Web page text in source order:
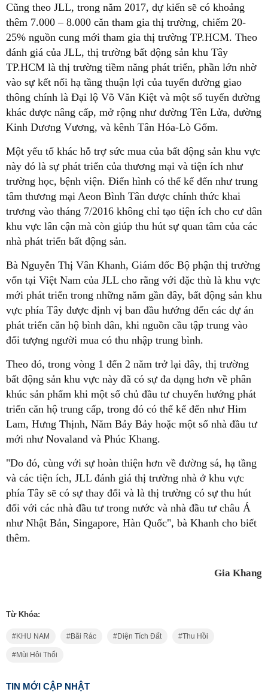
Cũng theo JLL, trong năm 2017, dự kiến sẽ có khoảng
thêm 7.000 – 8.000 căn tham gia thị trường, chiếm 20-
25% nguồn cung mới tham gia thị trường TP.HCM. Theo
đánh giá của JLL, thị trường bất động sản khu Tây
TP.HCM là thị trường tiềm năng phát triển, phần lớn nhờ
vào sự kết nối hạ tầng thuận lợi của tuyến đường giao
thông chính là Đại lộ Võ Văn Kiệt và một số tuyến đường
khác được nâng cấp, mở rộng như đường Tên Lửa, đường
Kinh Dương Vương, và kênh Tân Hóa-Lò Gốm.
Một yếu tố khác hỗ trợ sức mua của bất động sản khu vực
này đó là sự phát triển của thương mại và tiện ích như
trường học, bệnh viện. Điển hình có thể kể đến như trung
tâm thương mại Aeon Bình Tân được chính thức khai
trương vào tháng 7/2016 không chỉ tạo tiện ích cho cư dân
khu vực lân cận mà còn giúp thu hút sự quan tâm của các
nhà phát triển bất động sản.
Bà Nguyễn Thị Vân Khanh, Giám đốc Bộ phận thị trường
vốn tại Việt Nam của JLL cho rằng với đặc thù là khu vực
mới phát triển trong những năm gần đây, bất động sản khu
vực phía Tây được định vị ban đầu hướng đến các dự án
phát triển căn hộ bình dân, khi nguồn cầu tập trung vào
đối tượng người mua có thu nhập trung bình.
Theo đó, trong vòng 1 đến 2 năm trở lại đây, thị trường
bất động sản khu vực này đã có sự đa dạng hơn về phân
khúc sản phẩm khi một số chủ đầu tư chuyển hướng phát
triển căn hộ trung cấp, trong đó có thể kể đến như Him
Lam, Hưng Thịnh, Năm Bảy Bảy hoặc một số nhà đầu tư
mới như Novaland và Phúc Khang.
"Do đó, cùng với sự hoàn thiện hơn về đường sá, hạ tầng
và các tiện ích, JLL đánh giá thị trường nhà ở khu vực
phía Tây sẽ có sự thay đổi và là thị trường có sự thu hút
đối với các nhà đầu tư trong nước và nhà đầu tư châu Á
như Nhật Bản, Singapore, Hàn Quốc", bà Khanh cho biết
thêm.
Gia Khang
Từ Khóa:
KHU NAM Bãi Rác Diện Tích Đất Thu Hồi
Mùi Hôi Thối
TIN MỚI CẬP NHẬT